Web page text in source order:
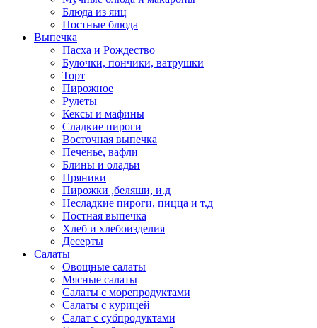
Блюда из яиц
Постные блюда
Выпечка
Пасха и Рождество
Булочки, пончики, ватрушки
Торт
Пирожное
Рулеты
Кексы и мафины
Сладкие пироги
Восточная выпечка
Печенье, вафли
Блины и оладьи
Пряники
Пирожки ,беляши, и.д
Несладкие пироги, пицца и т.д
Постная выпечка
Хлеб и хлебоизделия
Десерты
Салаты
Овощные салаты
Мясные салаты
Салаты с морепродуктами
Салаты с курицей
Салат с субпродуктами